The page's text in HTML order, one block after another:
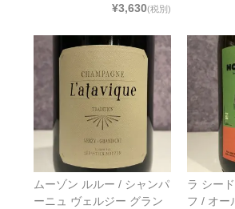
¥3,630(税別)
ムーゾン ルルー / シャンパ
ーニュ ヴェルジー グラン
ラ シー
フ / オー